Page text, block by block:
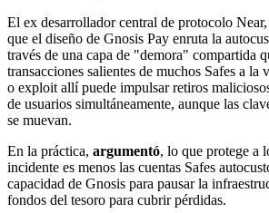
El ex desarrollador central de protocolo
que el diseño de Gnosis Pay enruta la
través de una capa de "demora" compartida
transacciones salientes de muchos Safes a la
o exploit allí puede impulsar retiros
de usuarios simultáneamente, aunque las
se muevan.
En la práctica, argumentó, lo que protege a
incidente es menos las cuentas Safes
capacidad de Gnosis para pausar la
fondos del tesoro para cubrir pérdidas.